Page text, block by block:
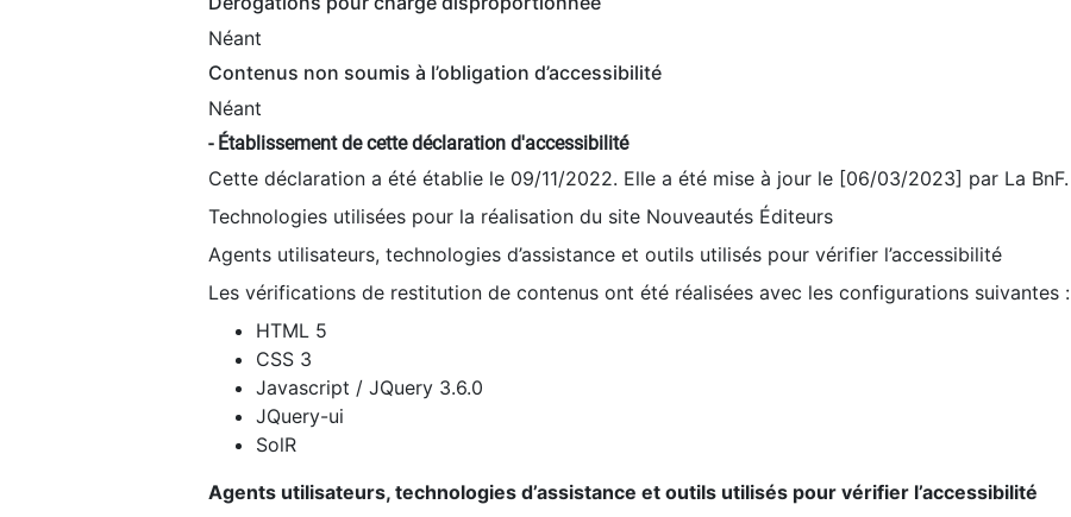
Néant
Contenus non soumis à l’obligation d’accessibilité
Néant
- Établissement de cette déclaration d'accessibilité
Cette déclaration a été établie le 09/11/2022. Elle a été mise à jour le [06/03/2023] par La BnF.
Technologies utilisées pour la réalisation du site Nouveautés Éditeurs
Agents utilisateurs, technologies d’assistance et outils utilisés pour vérifier l’accessibilité
Les vérifications de restitution de contenus ont été réalisées avec les configurations suivantes :
HTML 5
CSS 3
Javascript / JQuery 3.6.0
JQuery-ui
SolR
Agents utilisateurs, technologies d’assistance et outils utilisés pour vérifier l’accessibilité